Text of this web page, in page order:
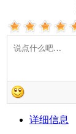
详细信息